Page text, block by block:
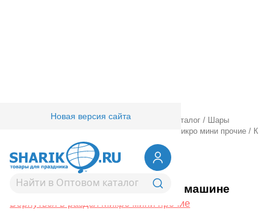
Новая версия сайта
Товары для праздника/ Оптовый каталог /
Шары
Микро мини прочие / К
М/ФИГУРА Котэ в машине
1206-1734К М/ФИГУРА Котэ в машине
Вернуться в раздел Микро мини прочие